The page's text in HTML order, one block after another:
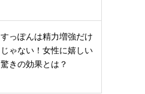
すっぽんは精力増強だけ
じゃない！女性に嬉しい
驚きの効果とは？